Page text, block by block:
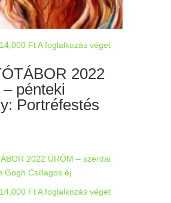
14,000 Ft A foglalkozás véget
2022
pénteki
Portréfestés
14,000 Ft A foglalkozás véget